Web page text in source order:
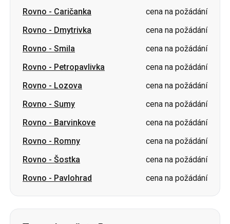
Rovno-Petropavlivka
cena na požádání
Rovno-Lozova
cena na požádání
Rovno-Sumy
cena na požádání
Rovno-Barvinkove
cena na požádání
Rovno-Romny
cena na požádání
Rovno-Šostka
cena na požádání
Rovno-Pavlohrad cena na požádání
Trasy do města Rovno
Pavlohrad-Rovno
od 3200 UAH